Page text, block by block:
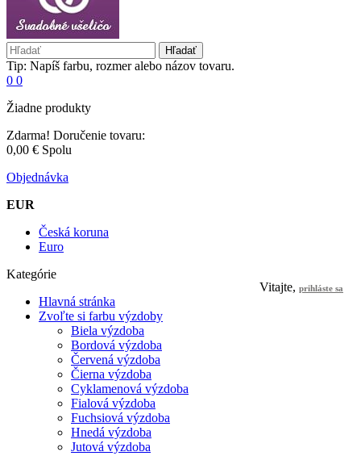
Hľadať
Tip: Napíš farbu, rozmer alebo názov tovaru.
0 0
Žiadne produkty
Zdarma! Doručenie tovaru:
0,00 € Spolu
Objednávka
EUR
Česká koruna
Euro
Vitajte, prihláste sa
Kategórie
Hlavná stránka
Zvoľte si farbu výzdoby
Biela výzdoba
Bordová výzdoba
Červená výzdoba
Čierna výzdoba
Cyklamenová výzdoba
Fialová výzdoba
Fuchsiová výzdoba
Hnedá výzdoba
Jutová výzdoba